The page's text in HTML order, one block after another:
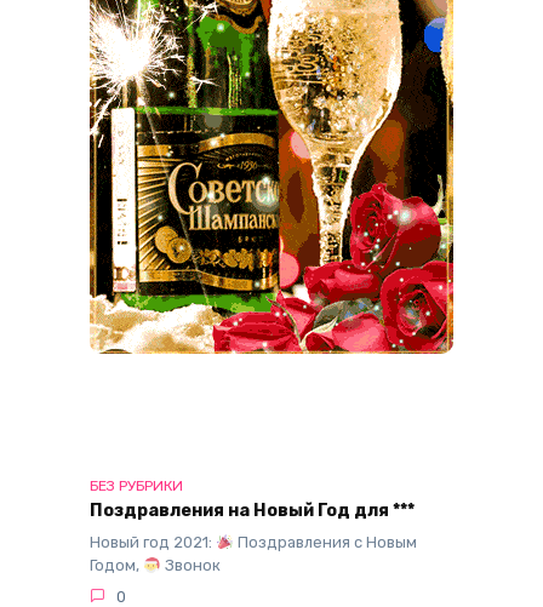
БЕЗ РУБРИКИ
Поздравления на Новый Год для ***
Новый год 2021:
Поздравления с Новым
Годом,
Звонок
0